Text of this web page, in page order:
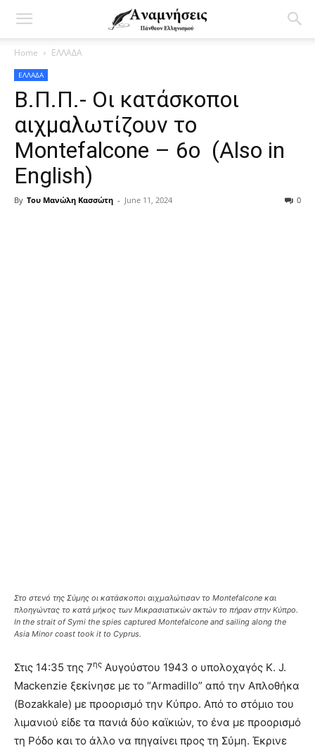
Home ΕΛΛΑΔΑ
ΕΛΛΑΔΑ
Β.Π.Π.- Οι κατάσκοποι
αιχμαλωτίζουν το
Montefalcone – 6ο (Also in
English)
By Του Μανώλη Κασσώτη - June 11, 2024 0
Στο στενό της Σύμης οι κατάσκοποι αιχμαλώτισαν το Montefalcone και
πλοηγώντας το κατά μήκος των Μικρασιατικών ακτών το πήραν στην Κύπρο.
In the strait of Symi the spies captured Montefalcone and sailing along the
Asia Minor coast took it to Cyprus.
Στις 14:35 της 7ης Αυγούστου 1943 ο υπολοχαγός K. J.
Mackenzie ξεκίνησε με το “Armadillo” από την Απλοθήκα
(Bozakkale) με προορισμό την Κύπρο. Από το στόμιο του
λιμανιού είδε τα πανιά δύο καϊκιών, το ένα με προορισμό
τη Ρόδο και το άλλο να πηγαίνει προς τη Σύμη. Έκρινε